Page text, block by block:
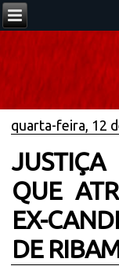
quarta-feira, 12
JUSTIÇA
QUE
EX-
DE